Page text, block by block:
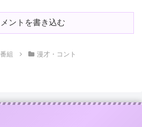
ントを書き込む
組 漫才・コント